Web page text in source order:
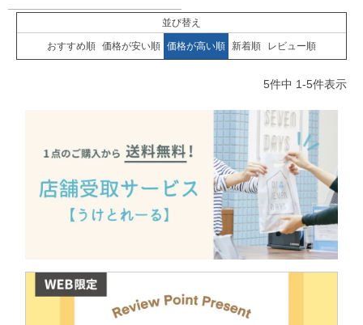
並び替え
おすすめ順 価格が安い順 価格が高い順 新着順 レビュー順
5件中 1-5件表示